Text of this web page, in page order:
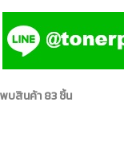
พบสินค้า 83 ชิ้น